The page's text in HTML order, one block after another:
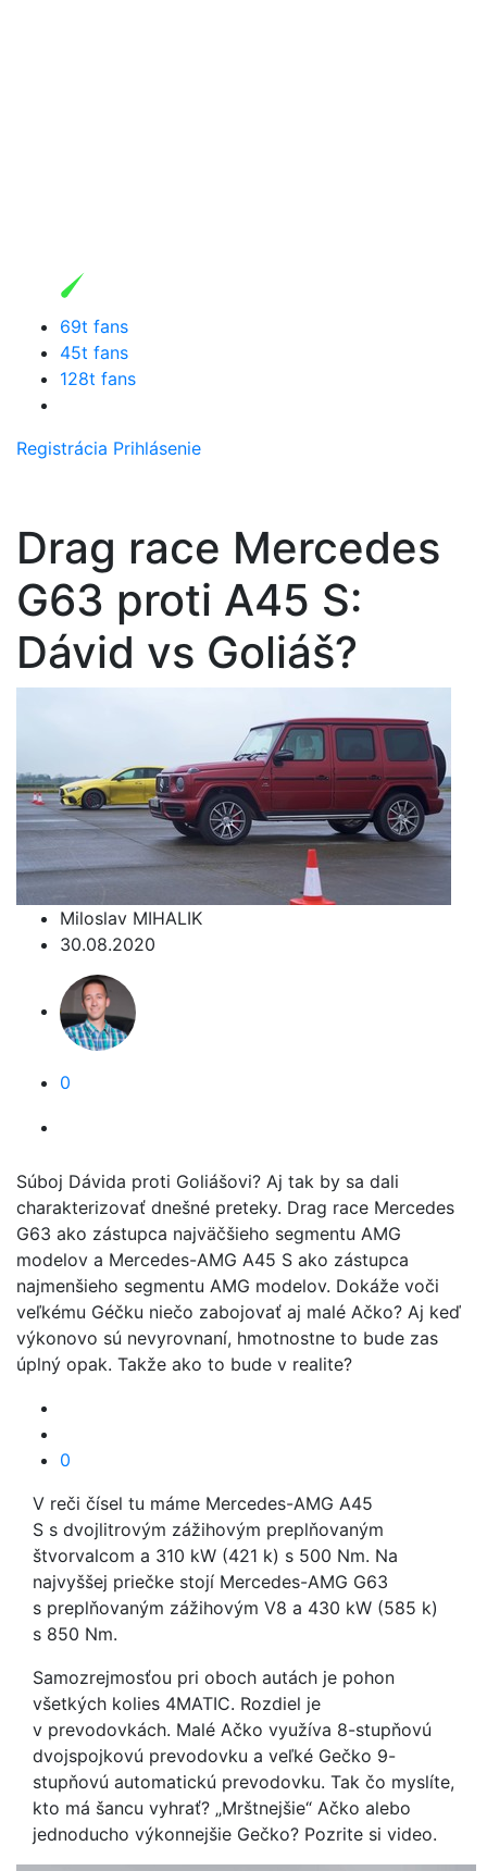
69t fans
45t fans
128t fans
Registrácia Prihlásenie
Drag race Mercedes
G63 proti A45 S:
Dávid vs Goliáš?
Miloslav MIHALIK
30.08.2020
0
Súboj Dávida proti Goliášovi? Aj tak by sa dali
charakterizovať dnešné preteky. Drag race Mercedes
G63 ako zástupca najväčšieho segmentu AMG
modelov a Mercedes-AMG A45 S ako zástupca
najmenšieho segmentu AMG modelov. Dokáže voči
veľkému Géčku niečo zabojovať aj malé Ačko? Aj keď
výkonovo sú nevyrovnaní, hmotnostne to bude zas
úplný opak. Takže ako to bude v realite?
0
V reči čísel tu máme Mercedes-AMG A45
S s dvojlitrovým zážihovým preplňovaným
štvorvalcom a 310 kW (421 k) s 500 Nm. Na
najvyššej priečke stojí Mercedes-AMG G63
s preplňovaným zážihovým V8 a 430 kW (585 k)
s 850 Nm.
Samozrejmosťou pri oboch autách je pohon
všetkých kolies 4MATIC. Rozdiel je
v prevodovkách. Malé Ačko využíva 8-stupňovú
dvojspojkovú prevodovku a veľké Gečko 9-
stupňovú automatickú prevodovku. Tak čo myslíte,
kto má šancu vyhrať? „Mrštnejšie“ Ačko alebo
jednoducho výkonnejšie Gečko? Pozrite si video.